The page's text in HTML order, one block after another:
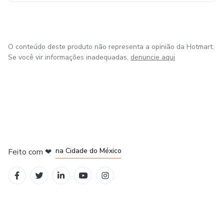
O conteúdo deste produto não representa a opinião da Hotmart.
Se você vir informações inadequadas, denuncie aqui
Feito com ❤ na Cidade do México